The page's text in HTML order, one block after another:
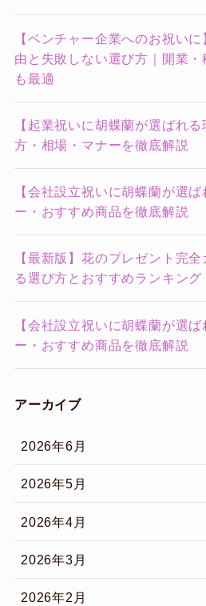
【ベンチャー企業へのお祝い
由と失敗しない選び方｜開業
も最適
【起業祝いに胡蝶蘭が選ばれ
方・相場・マナーを徹底解説
【会社設立祝いに胡蝶蘭が選
ー・おすすめ商品を徹底解説
【最新版】花のプレゼント完
る選び方とおすすめランキング
【会社設立祝いに胡蝶蘭が選
ー・おすすめ商品を徹底解説
アーカイブ
2026年6月
2026年5月
2026年4月
2026年3月
2026年2月